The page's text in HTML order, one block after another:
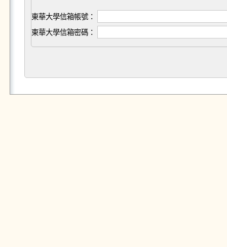
東華大學信箱帳號：
東華大學信箱密碼：